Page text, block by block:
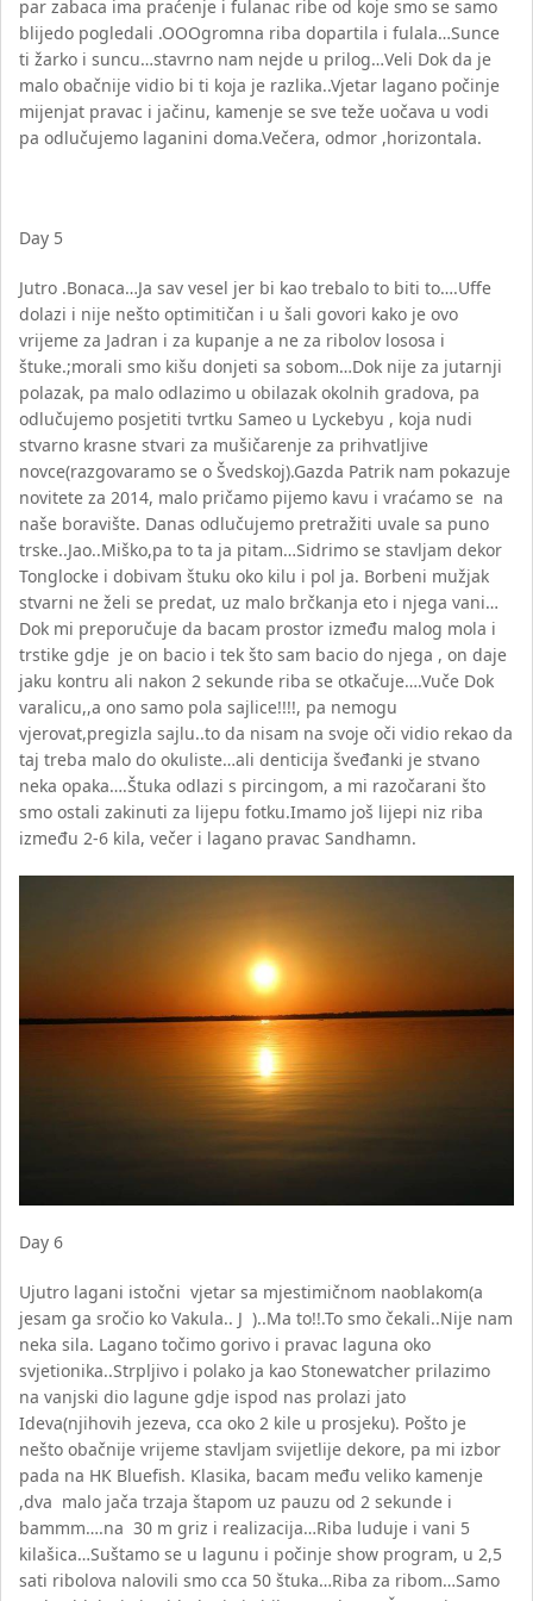
par zabaca ima praćenje i fulanac ribe od koje smo se samo
blijedo pogledali .OOOgromna riba dopartila i fulala…Sunce
ti žarko i suncu…stavrno nam nejde u prilog…Veli Dok da je
malo obačnije vidio bi ti koja je razlika..Vjetar lagano počinje
mijenjat pravac i jačinu, kamenje se sve teže uočava u vodi
pa odlučujemo laganini doma.Večera, odmor ,horizontala.
Day 5
Jutro .Bonaca…Ja sav vesel jer bi kao trebalo to biti to….Uffe
dolazi i nije nešto optimitičan i u šali govori kako je ovo
vrijeme za Jadran i za kupanje a ne za ribolov lososa i
štuke.;morali smo kišu donjeti sa sobom…Dok nije za jutarnji
polazak, pa malo odlazimo u obilazak okolnih gradova, pa
odlučujemo posjetiti tvrtku Sameo u Lyckebyu , koja nudi
stvarno krasne stvari za mušičarenje za prihvatljive
novce(razgovaramo se o Švedskoj).Gazda Patrik nam pokazuje
novitete za 2014, malo pričamo pijemo kavu i vraćamo se na
naše boravište. Danas odlučujemo pretražiti uvale sa puno
trske..Jao..Miško,pa to ta ja pitam…Sidrimo se stavljam dekor
Tonglocke i dobivam štuku oko kilu i pol ja. Borbeni mužjak
stvarni ne želi se predat, uz malo brčkanja eto i njega vani…
Dok mi preporučuje da bacam prostor između malog mola i
trstike gdje je on bacio i tek što sam bacio do njega , on daje
jaku kontru ali nakon 2 sekunde riba se otkačuje….Vuče Dok
varalicu,,a ono samo pola sajlice!!!!, pa nemogu
vjerovat,pregizla sajlu..to da nisam na svoje oči vidio rekao da
taj treba malo do okuliste…ali denticija šveđanki je stvano
neka opaka….Štuka odlazi s pircingom, a mi razočarani što
smo ostali zakinuti za lijepu fotku.Imamo još lijepi niz riba
između 2-6 kila, večer i lagano pravac Sandhamn.
Day 6
Ujutro lagani istočni vjetar sa mjestimičnom naoblakom(a
jesam ga sročio ko Vakula.. J )..Ma to!!.To smo čekali..Nije nam
neka sila. Lagano točimo gorivo i pravac laguna oko
svjetionika..Strpljivo i polako ja kao Stonewatcher prilazimo
na vanjski dio lagune gdje ispod nas prolazi jato
Ideva(njihovih jezeva, cca oko 2 kile u prosjeku). Pošto je
nešto obačnije vrijeme stavljam svijetlije dekore, pa mi izbor
pada na HK Bluefish. Klasika, bacam među veliko kamenje
,dva malo jača trzaja štapom uz pauzu od 2 sekunde i
bammm….na 30 m griz i realizacija…Riba luduje i vani 5
kilašica…Suštamo se u lagunu i počinje show program, u 2,5
sati ribolova nalovili smo cca 50 štuka…Riba za ribom…Samo